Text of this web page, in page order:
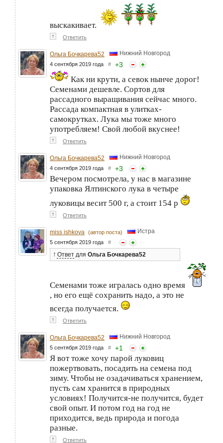
выскакивает.
↑ Ответить
Ольга Бочкарева52 Нижний Новгород
4 сентября 2019 года # +3
Как ни крути, а севок нынче дорог!
Семенами дешевле. Сортов для
рассадного выращивания сейчас много.
Рассада компактная в улитках-
самокрутках. Лука мы тоже много
употребляем! Свой любой вкуснее!
↑ Ответить
Ольга Бочкарева52 Нижний Новгород
4 сентября 2019 года # +3
Вечером посмотрела, у нас в магазине
упаковка Ялтинского лука в четыре
луковицы весит 500 г, а стоит 154 р
↑ Ответить
miss ishkova (автор поста) Истра
5 сентября 2019 года #
↑ Ответ для Ольга Бочкарева52
Семенами тоже игралась одно время
, но его ещё сохранить надо, а это не
всегда получается.
↑ Ответить
Ольга Бочкарева52 Нижний Новгород
5 сентября 2019 года # +1
Я вот тоже хочу парой луковиц
пожертвовать, посадить на семена под
зиму. Чтобы не озадачиваться хранением,
пусть сам хранится в природных
условиях! Получится-не получится, будет
свой опыт. И потом год на год не
приходится, ведь природа и погода
разные.
↑ Ответить